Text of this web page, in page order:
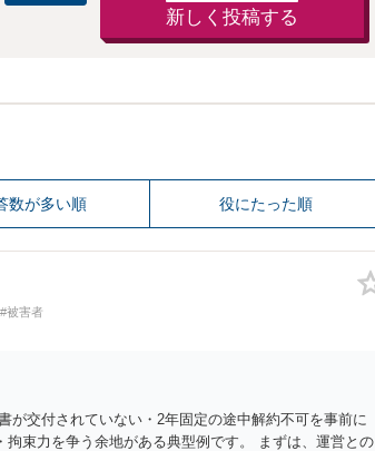
新しく投稿する
数が多い順 役にたった順
#被害者
が交付されていない・2年固定の途中解約不可を事前に
束力を争う余地がある典型例です。 まずは、運営との